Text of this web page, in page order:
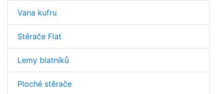
Vana kufru
Stěrače Flat
Lemy blatníků
Ploché stěrače